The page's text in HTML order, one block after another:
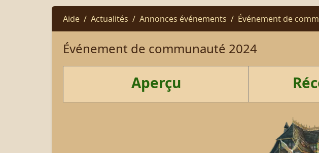
Aide Actualités Annonces événements Événement de
Événement de communauté 2024
Aperçu